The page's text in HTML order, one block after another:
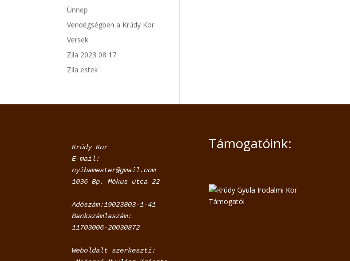
Ünnep
Vendégségben a Krúdy Kör
Versek
Zila 2023 08 17
Zila estek
Krúdy Kör
E-mail:
nyibamester@gmail.com
Adószám:19023803-1-41
Bankszámlaszám:
11703006-20030872
Weboldalt szerkeszti:
Támogatóink: